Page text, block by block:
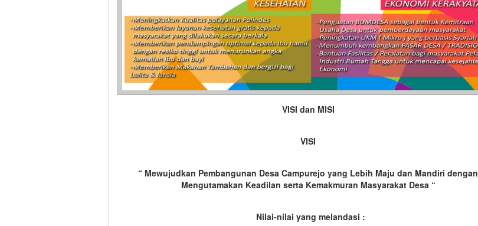
VISI dan MISI
VISI
“ Mewujudkan Pembangunan Desa Campurejo yang Lebih Maju dan Mandiri dengan
Mengutamakan Keadilan serta Kemakmuran Masyarakat Desa “
Nilai-nilai yang melandasi :